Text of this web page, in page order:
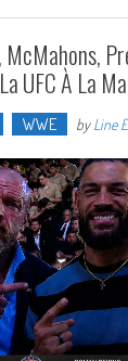
UFC À La
WWE byLine